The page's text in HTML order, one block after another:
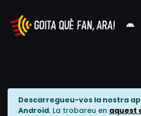
Descarregueu-vos la nostra
Android. La trobareu en aquest